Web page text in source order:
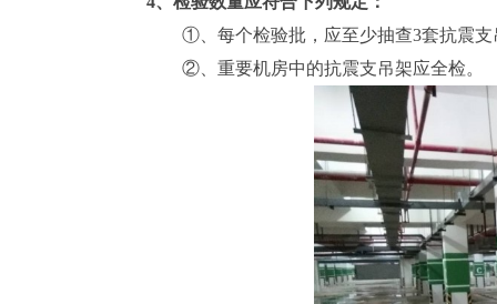
①、每个检验批，应至少抽查3套抗震支
②、重要机房中的抗震支吊架应全检。